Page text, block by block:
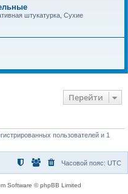
штукатурка, Сухие
Перейти
пользователей и 1
Часовой пояс: UTC
Software © phpBB Limited